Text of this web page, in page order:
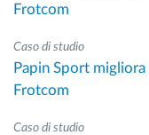
Frotcom
Caso di studio
Papin Sport
Frotcom
Caso di studio